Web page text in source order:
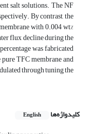
salt solutions. The NF
By contrast, the
with 0.004 wt%
flux decline during the
was fabricated
TFC membrane and
through tuning the
کلیدواژه‌ها English